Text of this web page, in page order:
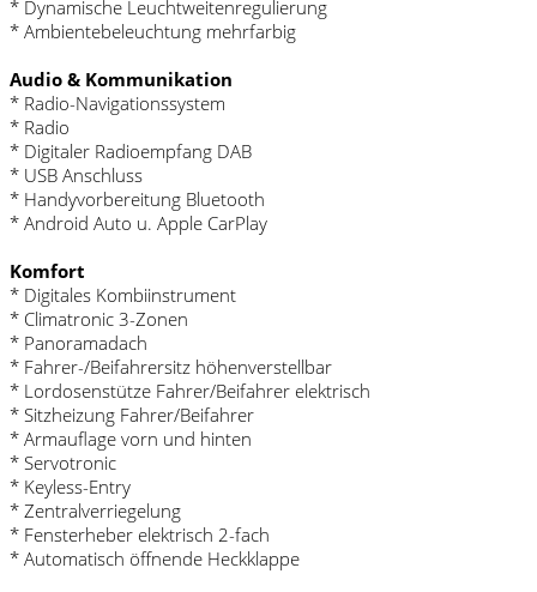
* Dynamische Leuchtweitenregulierung
* Ambientebeleuchtung mehrfarbig
Audio & Kommunikation
* Radio-Navigationssystem
* Radio
* Digitaler Radioempfang DAB
* USB Anschluss
* Handyvorbereitung Bluetooth
* Android Auto u. Apple CarPlay
Komfort
* Digitales Kombiinstrument
* Climatronic 3-Zonen
* Panoramadach
* Fahrer-/Beifahrersitz höhenverstellbar
* Lordosenstütze Fahrer/Beifahrer elektrisch
* Sitzheizung Fahrer/Beifahrer
* Armauflage vorn und hinten
* Servotronic
* Keyless-Entry
* Zentralverriegelung
* Fensterheber elektrisch 2-fach
* Automatisch öffnende Heckklappe